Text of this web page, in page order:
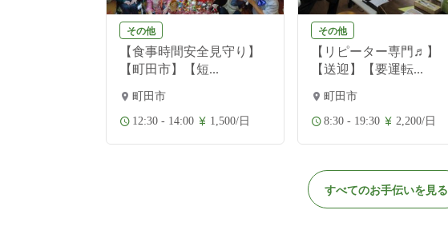
その他
【食事時間安全見守り】
【町田市】【短...
町田市
12:30 - 14:00 1,500/日
その他
【リピーター専門♬】
【送迎】【要運転...
町田市
8:30 - 19:30 2,200/日
すべてのお手伝いを見る